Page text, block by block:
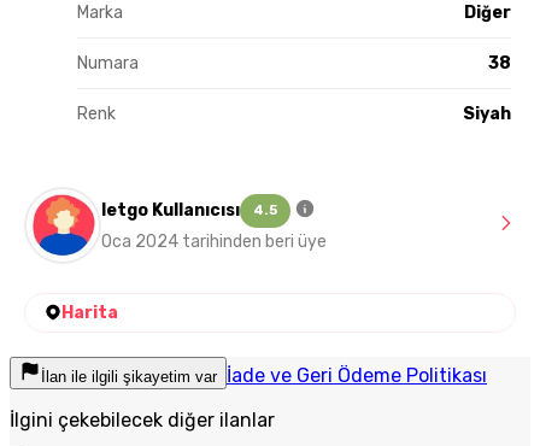
Marka Diğer
Numara 38
Renk Siyah
letgo Kullanıcısı 4.5
Oca 2024 tarihinden beri üye
Harita
İlan ile ilgili şikayetim var İade ve Geri Ödeme Politikası
İlgini çekebilecek diğer ilanlar